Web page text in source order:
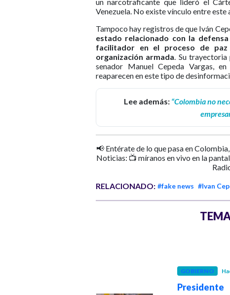
Venezuela. No existe vínculo entre este
Tampoco hay registros de que Iván
estado relacionado con la
facilitador en el proceso de
organización armada. Su trayectoria
senador Manuel Cepeda Vargas,
reaparecen en este tipo de
Lee además: “Colombia no
📢 Entérate de lo que pasa en
Noticias: 📺 míranos en vivo en la
RELACIONADO: #fake news #Ivan
GOBIERNO
Presidente